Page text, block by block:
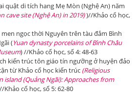
quật di tích hang Mẹ Mòn (Nghệ An) năm
cave site (Nghệ An) in 2019))//Khảo cổ học,
men ngọc thời Nguyên trên tàu đắm Bình
(Yuan dynasty porcelains of Bình Châu
) //Khảo cổ học, số 4: 48-63
kiến trúc tôn giáo tín ngưỡng ở huyện đảo
từ Khảo cổ học kiến trúc (Religious
island (Quảng Ngãi): Approaches from
Khảo cổ học, số 5: 62-80